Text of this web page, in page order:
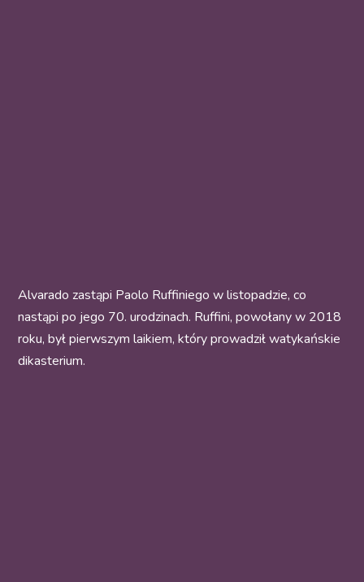
Alvarado zastąpi Paolo Ruffiniego w listopadzie, co
nastąpi po jego 70. urodzinach. Ruffini, powołany w 2018
roku, był pierwszym laikiem, który prowadził watykańskie
dikasterium.